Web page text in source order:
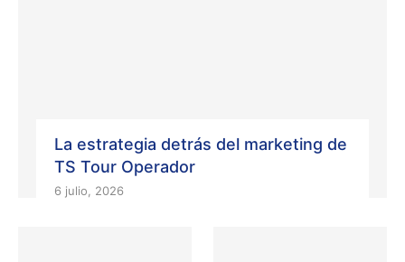
La estrategia detrás del marketing de
TS Tour Operador
6 julio, 2026